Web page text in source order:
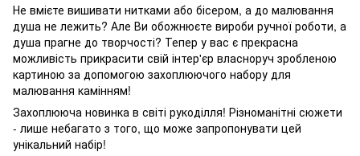
Не вмієте вишивати нитками або бісером, а до малювання
душа не лежить? Але Ви обожнюєте вироби ручної роботи, а
душа прагне до творчості? Тепер у вас є прекрасна
можливість прикрасити свій інтер'єр власноруч зробленою
картиною за допомогою захоплюючого набору для
малювання камінням!
Захоплююча новинка в світі рукоділля! Різноманітні сюжети
- лише небагато з того, що може запропонувати цей
унікальний набір!